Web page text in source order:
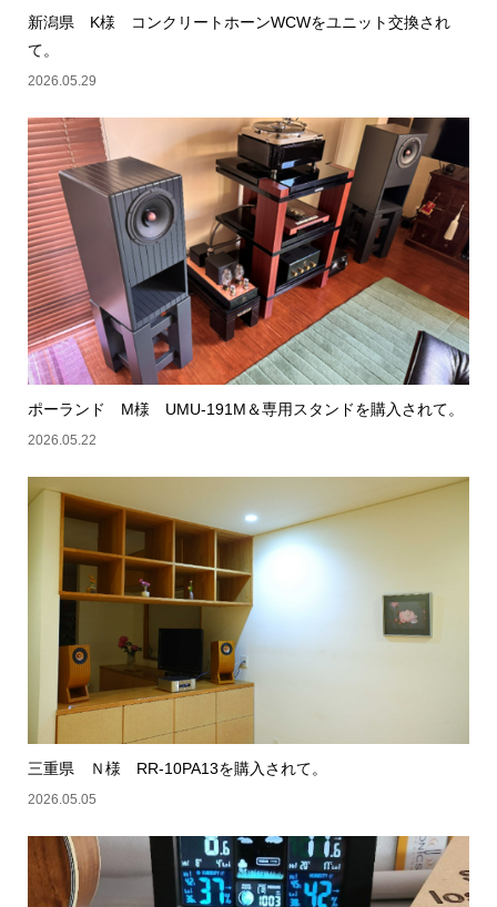
新潟県 K様 コンクリートホーンWCWをユニット交換され
て。
2026.05.29
ポーランド M様 UMU-191M＆専用スタンドを購入されて。
2026.05.22
三重県 Ｎ様 RR-10PA13を購入されて。
2026.05.05